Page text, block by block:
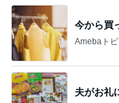
今から買
Amebaト
夫がお礼